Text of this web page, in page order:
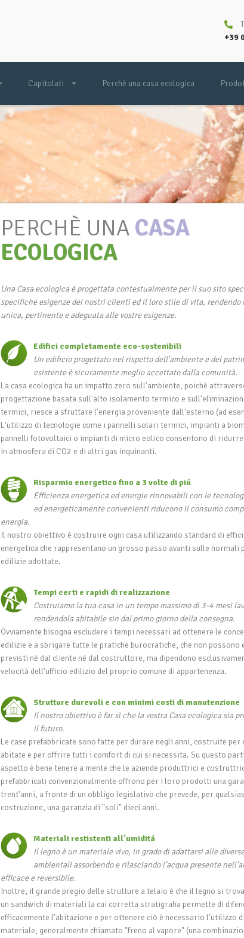
+39
Capitolati Perchè una casa ecologica
PERCHÈ UNA CASA
ECOLOGICA
Una Casa ecologica è progettata contestualmente per il suo sito
specifiche esigenze dei nostri clienti ed il loro stile di vita, rendendo
unica, pertinente e adeguata alle vostre esigenze.
Edifici completamente eco-sostenibili
Un edificio progettato nel rispetto dell'ambiente e del
esistente è sicuramente meglio accettato dalla comunità.
La casa ecologica ha un impatto zero sull'ambiente, poichè
progettazione basata sull'alto isolamento termico e
termici, riesce a sfruttare l'energia proveniente dall'esterno (ad
L'utilizzo di tecnologie come i pannelli solari termici, impianti a
pannelli fotovoltaici o impianti di micro eolico consentono di
in atmosfera di CO2 e di altri gas inquinanti.
Risparmio energetico fino a 3 volte di piú
Efficienza energetica ed energie rinnovabili con le
ed energeticamente convenienti riducono il consumo
energia.
Il nostro obiettivo è costruire ogni casa utilizzando standard di
energetica che rappresentano un grosso passo avanti sulle normali
edilizie adottate.
Tempi certi e rapidi di realizzazione
Costruiamo la tua casa in un tempo massimo di 3-4 mesi
rendendola abitabile sin dal primo giorno della consegna.
Ovviamente bisogna escludere i tempi necessari ad ottenere le
edilizie e a sbrigare tutte le pratiche burocratiche, che non possono
previsti né dal cliente né dal costruttore, ma dipendono
velocità dell'ufficio edilizio del proprio comune di appartenenza.
Strutture durevoli e con minimi costi di manutenzione
Il nostro obiettivo è far sì che la vostra Casa ecologica sia
il futuro.
Le case prefabbricate sono fatte per durare negli anni, costruite per
abitate e per offrire tutti i comfort di cui si necessita. Su questo
aspetto è bene tenere a mente che le aziende produttrici e
prefabbricati convenzionalmente offrono per i loro prodotti una
trent'anni, a fronte di un obbligo legislativo che prevede, per
costruzione, una garanzia di "soli" dieci anni.
Materiali restistenti all'umiditá
Il legno è un materiale vivo, in grado di adattarsi alle
ambientali assorbendo e rilasciando l’acqua presente
efficace e reversibile.
Inoltre, il grande pregio delle strutture a telaio è che il legno si
un sandwich di materiali la cui corretta stratigrafia permette di
efficacemente l’abitazione e per ottenere ciò è necessario l'utilizzo
materiale, generalmente chiamato "freno al vapore" (una